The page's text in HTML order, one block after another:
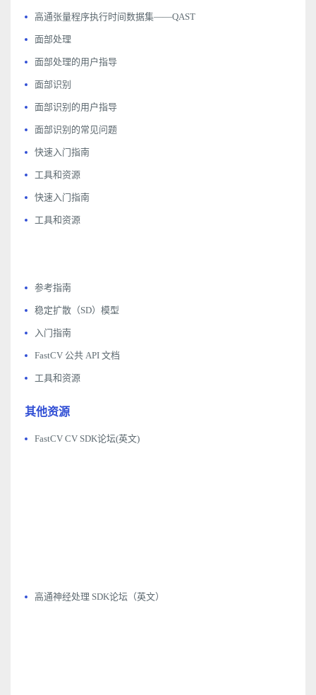
高通张量程序执行时间数据集——QAST
面部处理
面部处理的用户指导
面部识别
面部识别的用户指导
面部识别的常见问题
快速入门指南
工具和资源
快速入门指南
工具和资源
参考指南
稳定扩散（SD）模型
入门指南
FastCV 公共 API 文档
工具和资源
其他资源
FastCV CV SDK论坛(英文)
高通神经处理 SDK论坛（英文）